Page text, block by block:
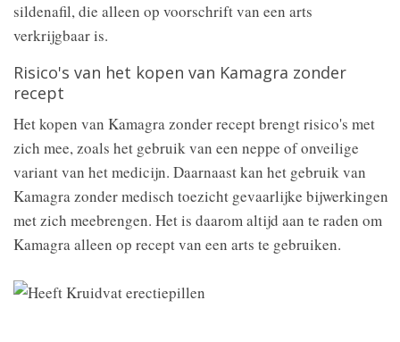
sildenafil, die alleen op voorschrift van een arts
verkrijgbaar is.
Risico's van het kopen van Kamagra zonder
recept
Het kopen van Kamagra zonder recept brengt risico's met
zich mee, zoals het gebruik van een neppe of onveilige
variant van het medicijn. Daarnaast kan het gebruik van
Kamagra zonder medisch toezicht gevaarlijke bijwerkingen
met zich meebrengen. Het is daarom altijd aan te raden om
Kamagra alleen op recept van een arts te gebruiken.